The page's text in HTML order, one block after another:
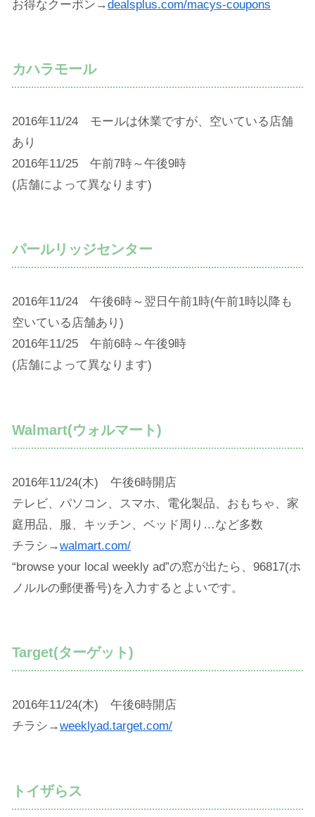
お得なクーポン→dealsplus.com/macys-coupons
カハラモール
2016年11/24 モールは休業ですが、空いている店舗
あり
2016年11/25 午前7時～午後9時
(店舗によって異なります)
パールリッジセンター
2016年11/24 午後6時～翌日午前1時(午前1時以降も
空いている店舗あり)
2016年11/25 午前6時～午後9時
(店舗によって異なります)
Walmart(ウォルマート)
2016年11/24(木) 午後6時開店
テレビ、パソコン、スマホ、電化製品、おもちゃ、家
庭用品、服、キッチン、ベッド周り…など多数
チラシ→walmart.com/
“browse your local weekly ad”の窓が出たら、96817(ホ
ノルルの郵便番号)を入力するとよいです。
Target(ターゲット)
2016年11/24(木) 午後6時開店
チラシ→weeklyad.target.com/
トイザらス